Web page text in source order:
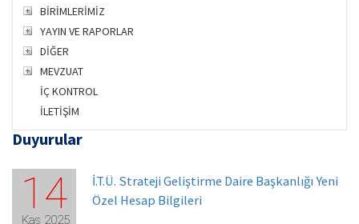
BİRİMLERİMİZ
YAYIN VE RAPORLAR
DİĞER
MEVZUAT
İÇ KONTROL
İLETİŞİM
Duyurular
14
Kas 2025
İ.T.Ü. Strateji Geliştirme Daire Başkanlığı Yeni
Özel Hesap Bilgileri